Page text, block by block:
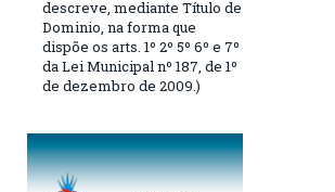
descreve, mediante Título de
Dominio, na forma que
dispõe os arts. 1º 2º 5º 6º e 7º
da Lei Municipal nº 187, de 1º
de dezembro de 2009.)